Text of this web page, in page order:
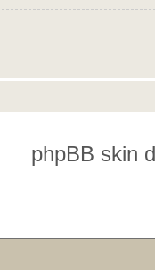
phpBB skin